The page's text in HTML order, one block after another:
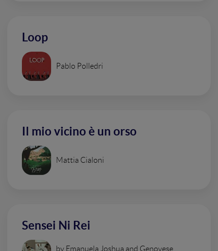
Loop
Pablo Polledri
Il mio vicino è un orso
Mattia Cialoni
Sensei Ni Rei
by Emanuela Joshua and Genovese